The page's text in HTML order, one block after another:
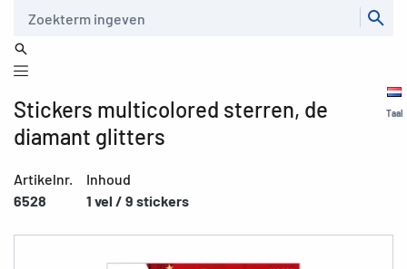
Taal
Stickers multicolored sterren, de
diamant glitters
Artikelnr.
6528
Inhoud
1 vel / 9 stickers